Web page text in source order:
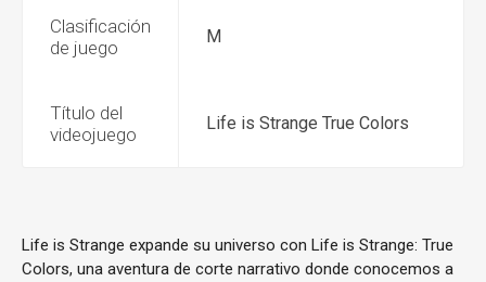
Clasificación
de juego
M
Título del
videojuego
Life is Strange True Colors
Life is Strange expande su universo con Life is Strange: True
Colors, una aventura de corte narrativo donde conocemos a